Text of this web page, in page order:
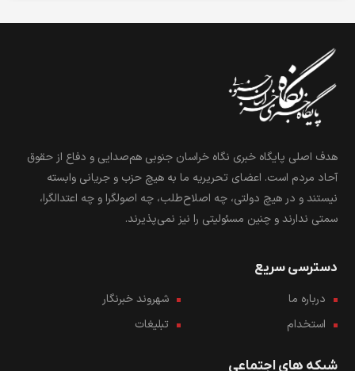
هدف اصلی پایگاه خبری نگاه خراسان جنوبی هم‌صدایی و دفاع از حقوق
آحاد مردم است. اعضای تحریریه ما به هیچ حزب و جریانی وابسته
نیستند و در هیچ دولتی، چه اصلاح‌طلب، چه اصولگرا و چه اعتدالگرا،
سمتی ندارند و چنین مسئولیتی را نیز نمی‌پذیرند.
دسترسی سریع
درباره ما
شهروند خبرنگار
استخدام
تبلیغات
شبکه های اجتماعی